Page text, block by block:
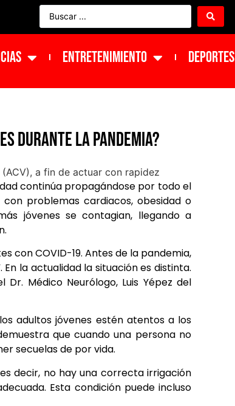
ENTRETENIMIENTO DEPORTES
durante la pandemia?
continúa propagándose por todo el
problemas cardiacos, obesidad o
jóvenes se contagian, llegando a
con COVID-19. Antes de la pandemia,
la actualidad la situación es distinta.
Médico Neurólogo, Luis Yépez del
adultos jóvenes estén atentos a los
que cuando una persona no
secuelas de por vida.
decir, no hay una correcta irrigación
Esta condición puede incluso